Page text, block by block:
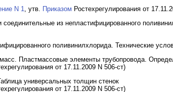
N 1, утв. Приказом Ростехрегулирования от
из непластифицированного
поливинилхлорида. Технические
Пластмассовые элементы трубопровода.
от 17.11.2009 N 506-ст)
универсальных толщин стенок
от 17.11.2009 N 506-ст)